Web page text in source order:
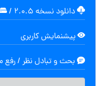
دانلود نسخه ۲.۰.۵ /
پیشنمایش کاربری
بحث و تبادل نظر / رفع